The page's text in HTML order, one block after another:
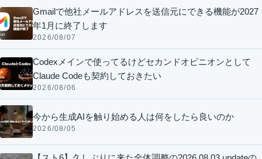
Gmailで他社メールアドレスを送信元にできる機能が2027
年1月に終了します
2026/08/07
Codexメインで使ってるけどセカンドオピニオンとして
Claude Codeも契約しておきたい
2026/08/06
今から生成AIを触り始める人は何をしたら良いのか
2026/08/05